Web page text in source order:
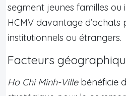
segment jeunes familles ou
HCMV davantage d’achats
institutionnels ou étrangers.
Facteurs
Ho Chi Minh-Villebénéficie